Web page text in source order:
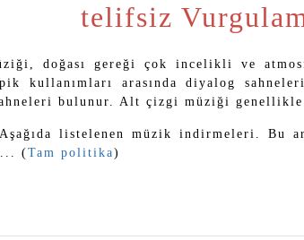
telifsiz
doğası gereği çok incelikli ve
kullanımları arasında diyalog
bulunur. Alt çizgi müziği genellikle
listelenen müzik indirmeleri. Bu
(Tam politika)